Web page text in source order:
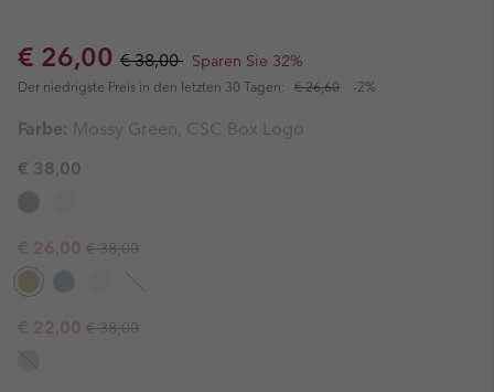
Sale price:
€ 26,00 Regular price:
€ 38,00 Sparen Sie 32%
Der niedrigste Preis in den letzten 30 Tagen: € 26,60 -2%
Farbe: Mossy Green, CSC Box Logo
€ 38,00
Sale price:
€ 26,00 Regular price:
€ 38,00
Sale price:
€ 22,00 Regular price:
€ 38,00